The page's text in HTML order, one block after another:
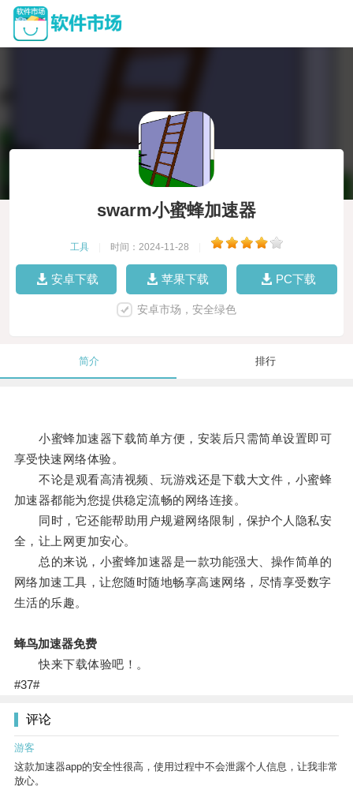
swarm小蜜蜂加速器
工具 时间：2024-11-28
安卓下载 苹果下载 PC下载
安卓市场，安全绿色
简介 排行
小蜜蜂加速器下载简单方便，安装后只需简单设置即可
享受快速网络体验。
不论是观看高清视频、玩游戏还是下载大文件，小蜜蜂
加速器都能为您提供稳定流畅的网络连接。
同时，它还能帮助用户规避网络限制，保护个人隐私安
全，让上网更加安心。
总的来说，小蜜蜂加速器是一款功能强大、操作简单的
网络加速工具，让您随时随地畅享高速网络，尽情享受数字
生活的乐趣。
蜂鸟加速器免费
快来下载体验吧！。
#37#
评论
游客
这款加速器app的安全性很高，使用过程中不会泄露个人信息，让我非常
放心。